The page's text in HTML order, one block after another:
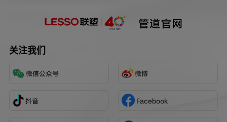
管道官网
关注我们
微信公众号 微博
抖音 Facebook